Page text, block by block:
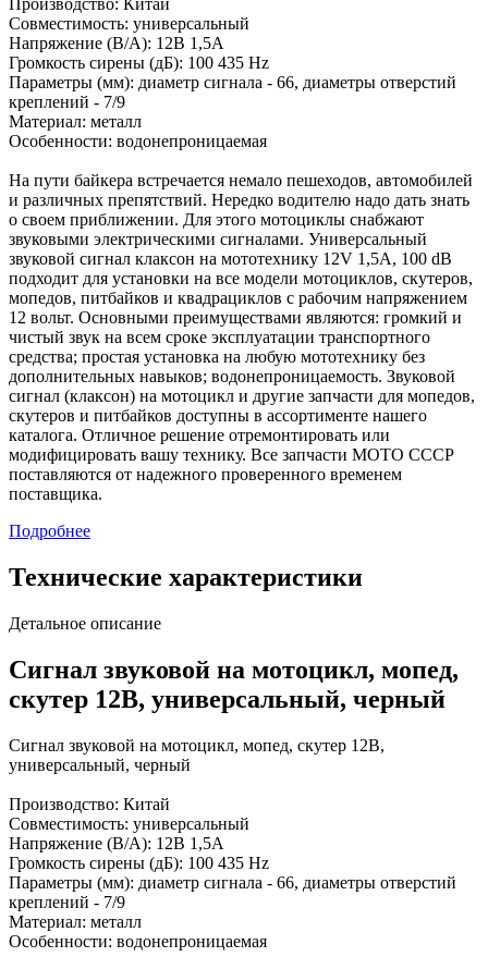
Производство: Китай
Совместимость: универсальный
Напряжение (В/А): 12В 1,5А
Громкость сирены (дБ): 100 435 Hz
Параметры (мм): диаметр сигнала - 66, диаметры отверстий
креплений - 7/9
Материал: металл
Особенности: водонепроницаемая
На пути байкера встречается немало пешеходов, автомобилей
и различных препятствий. Нередко водителю надо дать знать
о своем приближении. Для этого мотоциклы снабжают
звуковыми электрическими сигналами. Универсальный
звуковой сигнал клаксон на мототехнику 12V 1,5А, 100 dB
подходит для установки на все модели мотоциклов, скутеров,
мопедов, питбайков и квадрациклов с рабочим напряжением
12 вольт. Основными преимуществами являются: громкий и
чистый звук на всем сроке эксплуатации транспортного
средства; простая установка на любую мототехнику без
дополнительных навыков; водонепроницаемость. Звуковой
сигнал (клаксон) на мотоцикл и другие запчасти для мопедов,
скутеров и питбайков доступны в ассортименте нашего
каталога. Отличное решение отремонтировать или
модифицировать вашу технику. Все запчасти МОТО СССР
поставляются от надежного проверенного временем
поставщика.
Подробнее
Технические характеристики
Детальное описание
Сигнал звуковой на мотоцикл, мопед,
скутер 12В, универсальный, черный
Сигнал звуковой на мотоцикл, мопед, скутер 12В,
универсальный, черный
Производство: Китай
Совместимость: универсальный
Напряжение (В/А): 12В 1,5А
Громкость сирены (дБ): 100 435 Hz
Параметры (мм): диаметр сигнала - 66, диаметры отверстий
креплений - 7/9
Материал: металл
Особенности: водонепроницаемая